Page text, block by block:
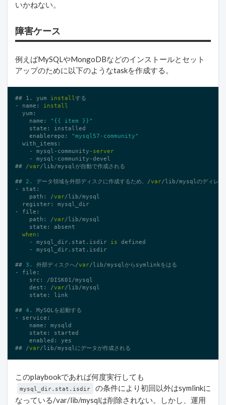
いかねない。
障害ケース
例えばMySQLやMongoDBなどのインストールとセット
アップのために以下のようなtaskを作成する。
## 1. yum install する
- name: install
  yum:
    name:
"{{ item }}"
    state: installed
    enablerepo:
"mysql57-community"
  with_items:
    - mysql-community-
server
    - mysql-community-devel
## /var/lib/mysqlが自動で作成される
## 2. データ領域を外部ディスクに作成するため、/var/lib/mysqlのディレク
- stat:
    path: /
var/lib/mysql
  register: mysql_dir
- file:
    path: /
var/lib/mysql
    state: absent
when :
    - mysql_dir.stat.isdir
is defined
    - mysql_dir.stat.isdir
## 3. 外部ディスクへ/var/lib/mysqlからsymlinkをはる
- file:
    src: /DISK01/mysql
    dest: /
var/lib/mysql
    state: link
## 4.
MySQLを起動する
- service:
    name: mysqld
    state: started
    enabled: yes
## /var/lib/mysqlにデータが作成される
このplaybookであれば何度実行しても
mysql_dir.stat.isdir
の条件により初回以外はsymlinkに
なっている/var/lib/mysqlは削除されない。しかし、運用